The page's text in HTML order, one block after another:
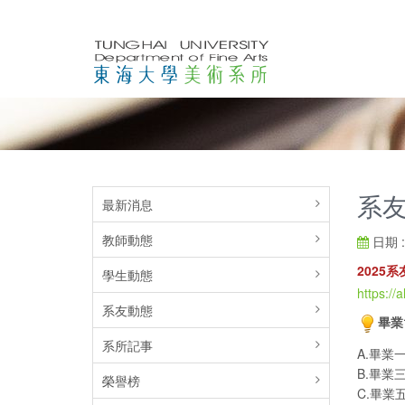
最新消息
教師動態
學生動態
系友動態
系所記事
榮譽榜
系
日期
2025系
https://
畢
A.畢業
B.畢業
C.畢業